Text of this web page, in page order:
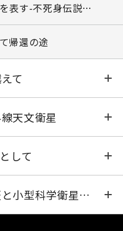
-不死身伝説の蘇り
帰還の途
て
キンググループ
オペレーション
天文衛星
測事始
して
科学衛星への挑戦